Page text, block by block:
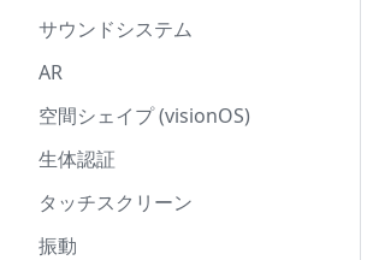
サウンドシステム
AR
空間シェイプ (visionOS)
生体認証
タッチスクリーン
振動